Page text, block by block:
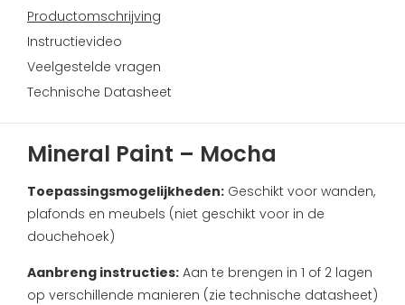
Productomschrijving
Instructievideo
Veelgestelde vragen
Technische Datasheet
Mineral Paint – Mocha
Toepassingsmogelijkheden: Geschikt voor wanden,
plafonds en meubels (niet geschikt voor in de
douchehoek)
Aanbreng instructies: Aan te brengen in 1 of 2 lagen
op verschillende manieren (zie technische datasheet)